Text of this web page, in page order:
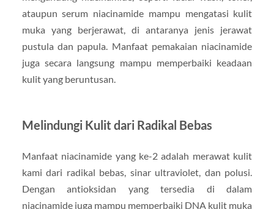
ataupun serum niacinamide mampu mengatasi kulit
muka yang berjerawat, di antaranya jenis jerawat
pustula dan papula. Manfaat pemakaian niacinamide
juga secara langsung mampu memperbaiki keadaan
kulit yang beruntusan.
Melindungi Kulit dari Radikal Bebas
Manfaat niacinamide yang ke-2 adalah merawat kulit
kami dari radikal bebas, sinar ultraviolet, dan polusi.
Dengan antioksidan yang tersedia di dalam
niacinamide juga mampu memperbaiki DNA kulit muka